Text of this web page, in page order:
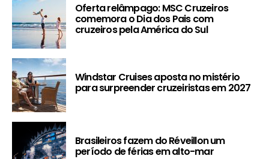
Oferta relâmpago: MSC Cruzeiros
comemora o Dia dos Pais com
cruzeiros pela América do Sul
Windstar Cruises aposta no mistério
para surpreender cruzeiristas em 2027
Brasileiros fazem do Réveillon um
período de férias em alto-mar